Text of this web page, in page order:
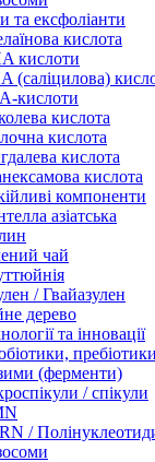
та ексфоліанти
кислота
кислоти
(саліцилова)
кислоти
кислота
кислота
кислота
кислота
компоненти
азіатська
чай
/ Гвайазулен
дерево
та інновації
(ферменти)
/ спікули
/